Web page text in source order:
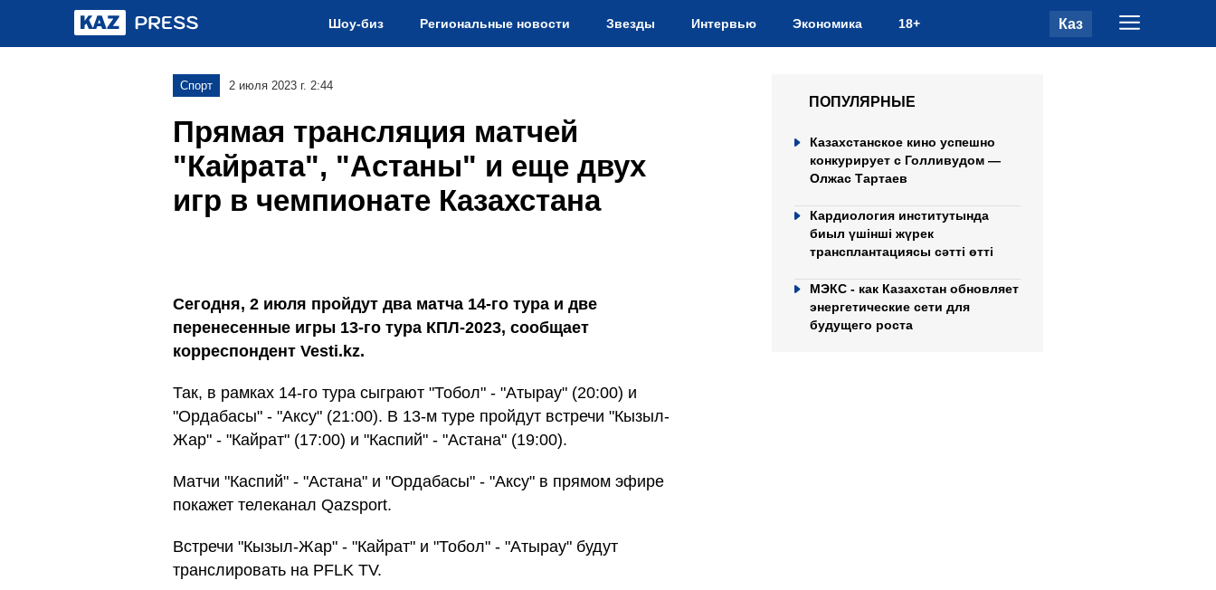
Шоу-биз Региональные новости Звезды Интервью Экономика 18+ Каз
Спорт 2 июля 2023 г. 2:44
Прямая трансляция матчей
"Кайрата", "Астаны" и еще двух
игр в чемпионате Казахстана
Сегодня, 2 июля пройдут два матча 14-го тура и две
перенесенные игры 13-го тура КПЛ-2023, сообщает
корреспондент Vesti.kz.
Так, в рамках 14-го тура сыграют "Тобол" - "Атырау" (20:00) и
"Ордабасы" - "Аксу" (21:00). В 13-м туре пройдут встречи "Кызыл-
Жар" - "Кайрат" (17:00) и "Каспий" - "Астана" (19:00).
Матчи "Каспий" - "Астана" и "Ордабасы" - "Аксу" в прямом эфире
покажет телеканал Qazsport.
Встречи "Кызыл-Жар" - "Кайрат" и "Тобол" - "Атырау" будут
транслировать на PFLK TV.
ПОПУЛЯРНЫЕ
Казахстанское кино успешно
конкурирует с Голливудом —
Олжас Тартаев
Кардиология институтында
биыл үшінші жүрек
трансплантациясы сәтті өтті
МЭКС - как Казахстан обновляет
энергетические сети для
будущего роста